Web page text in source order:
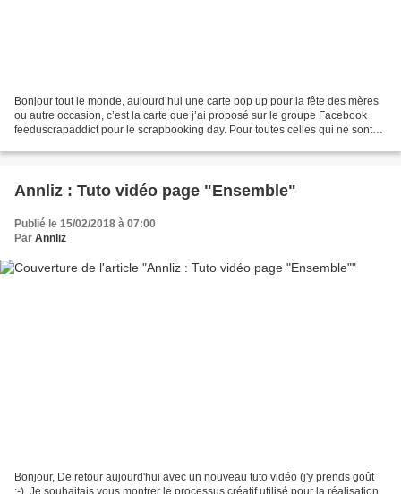
Bonjour tout le monde, aujourd’hui une carte pop up pour la fête des mères
ou autre occasion, c’est la carte que j’ai proposé sur le groupe Facebook
feeduscrapaddict pour le scrapbooking day. Pour toutes celles qui ne sont
Annliz : Tuto vidéo page "Ensemble"
Publié le 15/02/2018 à 07:00
Par Annliz
Bonjour, De retour aujourd'hui avec un nouveau tuto vidéo (j'y prends goût
;-). Je souhaitais vous montrer le processus créatif utilisé pour la réalisation